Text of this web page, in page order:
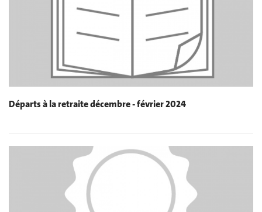
Départs à la retraite décembre - février 2024